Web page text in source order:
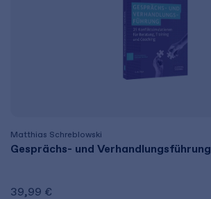
Matthias Schreblowski
Gesprächs- und Verhandlungsführung
39,99 €